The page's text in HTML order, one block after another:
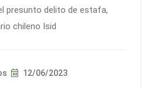
presunto delito de estafa,
chileno Isid
12/06/2023